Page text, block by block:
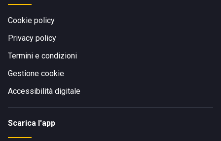
Cookie policy
Privacy policy
Termini e condizioni
Gestione cookie
Accessibilità digitale
Scarica l'app